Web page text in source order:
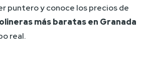
puntero y conoce los precios de
más baratas en Granada
real.